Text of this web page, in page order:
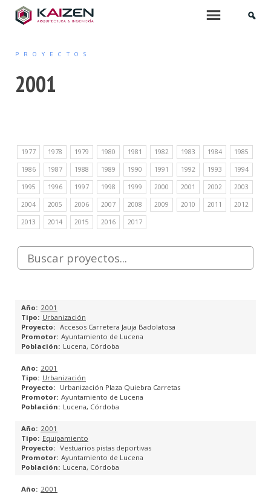
PROYECTOS DE EDIFICACIÓN
ARQUITECTURA INTERIOR
PROYECTOS DE URBANIZACIÓN
URBANISMO
PLANES PARCIALES
PLANES ESPECIALES
ESTUDIOS DE DETALLE
PROYECTOS DE REPARCELACIÓN
PROYECTOS DE BASES Y ESTATUTOS DE JUNTAS DE
COMPENSACIÓN
CATÁLOGO URBANÍSTICO
PROYECTOS
2001
1977 1978 1979 1980 1981 1982 1983 1984 1985
1986 1987 1988 1989 1990 1991 1992 1993 1994
1995 1996 1997 1998 1999 2000 2001 2002 2003
2004 2005 2006 2007 2008 2009 2010 2011 2012
2013 2014 2015 2016 2017
2001
Urbanización
Accesos Carretera Jauja Badolatosa
Ayuntamiento de Lucena
Lucena, Córdoba
2001
Urbanización
Urbanización Plaza Quiebra Carretas
Ayuntamiento de Lucena
Lucena, Córdoba
2001
Equipamiento
Vestuarios pistas deportivas
Ayuntamiento de Lucena
Lucena, Córdoba
2001